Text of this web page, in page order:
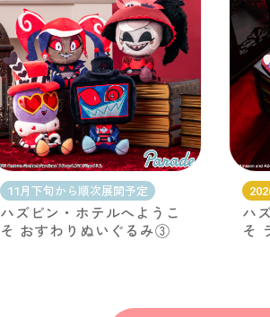
11月下旬から順次展開予定
ハズビン・ホテルへようこ
そ おすわりぬいぐるみ③
ハ
そ